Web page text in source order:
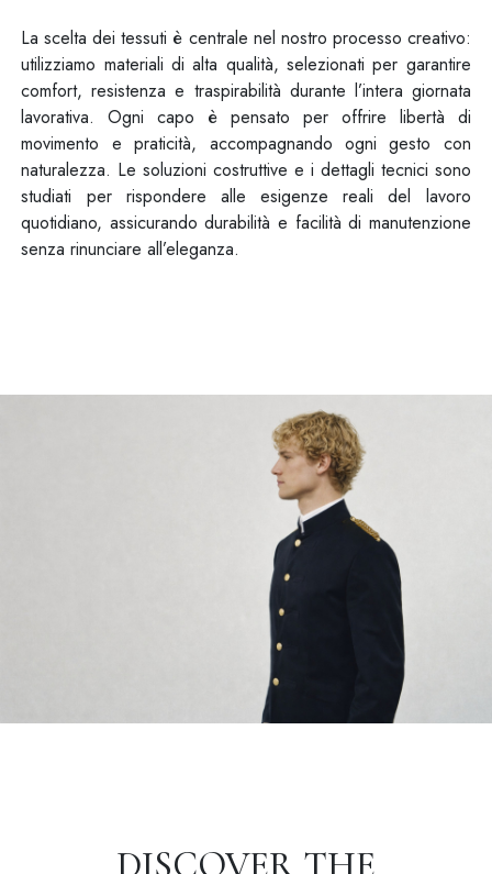
La scelta dei tessuti è centrale nel nostro processo creativo:
utilizziamo materiali di alta qualità, selezionati per garantire
comfort, resistenza e traspirabilità durante l’intera giornata
lavorativa. Ogni capo è pensato per offrire libertà di
movimento e praticità, accompagnando ogni gesto con
naturalezza. Le soluzioni costruttive e i dettagli tecnici sono
studiati per rispondere alle esigenze reali del lavoro
quotidiano, assicurando durabilità e facilità di manutenzione
senza rinunciare all’eleganza.